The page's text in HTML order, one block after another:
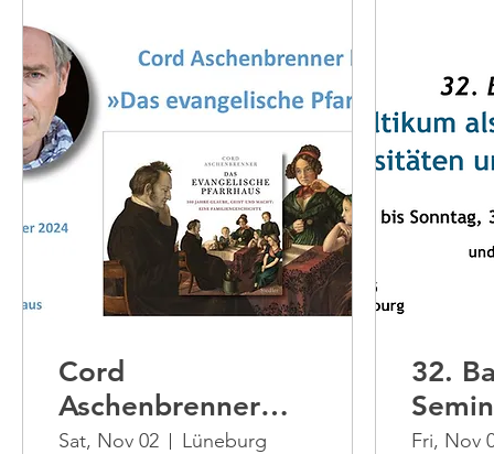
Cord
Aschenbrenner
liest: „Das
Sat, Nov 02 Lüneburg
32.
Fri, Nov